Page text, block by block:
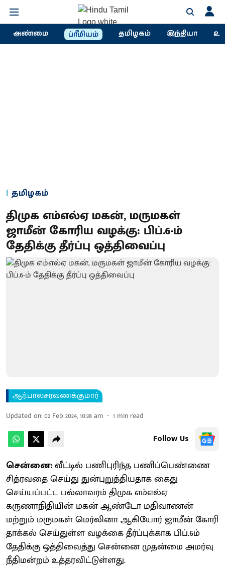
அண்மை ப்ரீமியம் தமிழகம் இந்தியா
தமிழகம்
திமுக எம்எல்ஏ மகன், மருமகள்
ஜாமீன் கோரிய வழக்கு: பிப்.6-ம்
தேதிக்கு தீர்ப்பு ஒத்திவைப்பு
ஆர்.பாலசரவணக்குமார்
Updated on:02 Feb 2024, 10:38 am 1 min read
Follow Us
சென்னை:வீட்டில் பணிபுரிந்த பணிப்பெண்ணை
சித்ரவதை செய்து துன்புறுத்தியதாக கைது
செய்யப்பட்ட பல்லாவரம் திமுக எம்எல்ஏ
கருணாநிதியின் மகன் ஆண்டோ மதிவாணன்
மற்றும் மருமகள் மெர்லினா ஆகியோர் ஜாமீன் கோரி
தாக்கல் செய்துள்ள வழக்கை தீர்ப்புக்காக பிப்.6ம்
தேதிக்கு ஒத்திவைத்து சென்னை முதன்மை அமர்வு
நீதிமன்றம் உத்தரவிட்டுள்ளது.